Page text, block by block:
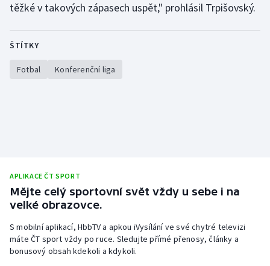
těžké v takových zápasech uspět," prohlásil Trpišovský.
ŠTÍTKY
Fotbal Konferenční liga
APLIKACE ČT SPORT
Mějte celý sportovní svět vždy u sebe i na
velké obrazovce.
S mobilní aplikací, HbbTV a apkou iVysílání ve své chytré televizi
máte ČT sport vždy po ruce. Sledujte přímé přenosy, články a
bonusový obsah kdekoli a kdykoli.